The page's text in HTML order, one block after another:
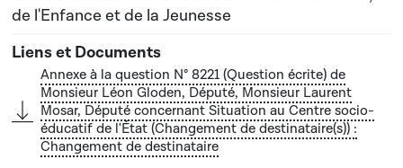
de l'Enfance et de la Jeunesse
Annexe à la question N° 8221 (Question écrite) de
Monsieur Léon Gloden, Député, Monsieur Laurent
Mosar, Député concernant Situation au Centre socio-
éducatif de l'État (Changement de destinataire(s)) :
Changement de destinataire